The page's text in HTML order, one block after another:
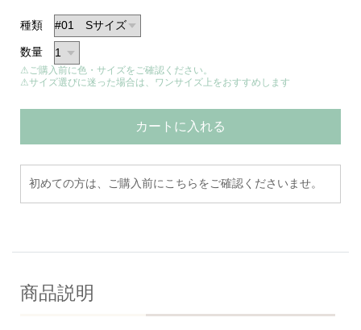
種類
数量
⚠ご購入前に色・サイズをご確認ください。
⚠サイズ選びに迷った場合は、ワンサイズ上をおすすめします
カートに入れる
初めての方は、ご購入前にこちらをご確認くださいませ。
商品説明